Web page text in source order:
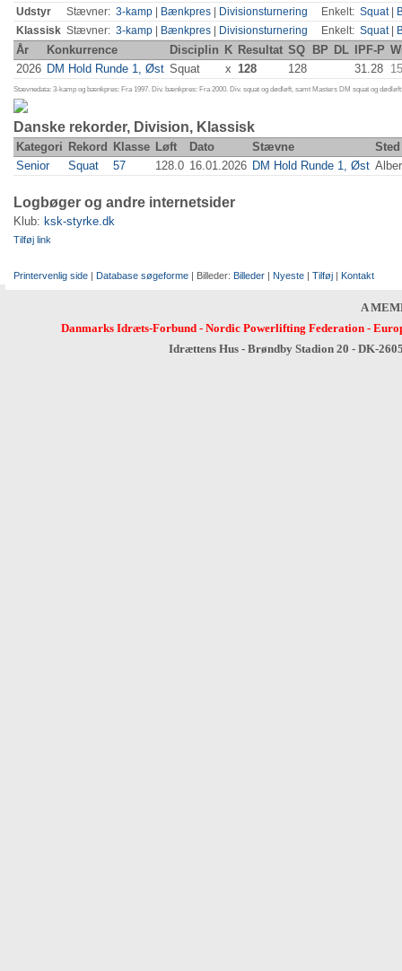
Udstyr
Stævner: 3-kamp Bænkpres Divisionsturnering Enkelt: Squat|
Klassisk Stævner: 3-kamp Bænkpres Divisionsturnering Enkelt: Squat|
År Konkurrence Disciplin K Resultat SQ BP DL IPF-P
2026 DM Hold Runde 1, Øst Squat x 128 128 31.28
Stævnedata: 3-kamp og bænkpres: Fra 1997. Div. bænkpres: Fra 2000. Div. squat og dødløft, samt Masters DM squat og
Danske rekorder, Division, Klassisk
Kategori Rekord Klasse Løft Dato Stævne
Sted
Senior
Squat 57 128.0 16.01.2026 DM Hold Runde 1, Øst
Logbøger og andre internetsider
Klub: ksk-styrke.dk
Tilføj link
Printervenlig side | Database søgeforme | Billeder: Billeder | Nyeste | Tilføj | Kontakt
A
Danmarks Idræts-Forbund- Nordic Powerlifting Federation-
Idrættens Hus - Brøndby Stadion 20 - DK-